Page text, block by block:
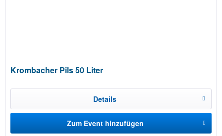
Krombacher Pils 50 Liter
Details
Zum Event hinzufügen